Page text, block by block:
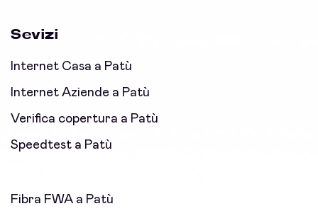
Sevizi
Internet Casa a Patù
Internet Aziende a Patù
Verifica copertura a Patù
Speedtest a Patù
Fibra FWA a Patù